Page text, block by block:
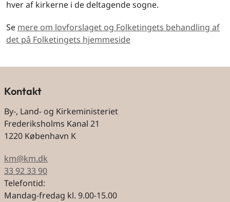
hver af kirkerne i de deltagende sogne.
Se mere om lovforslaget og Folketingets behandling af
det på Folketingets hjemmeside
Kontakt
By-, Land- og Kirkeministeriet
Frederiksholms Kanal 21
1220 København K
km@km.dk
33 92 33 90
Telefontid:
Mandag-fredag kl. 9.00-15.00